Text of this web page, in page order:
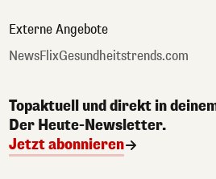
Externe Angebote
NewsFlixGesundheitstrends.com
Topaktuell und direkt in
Der Heute-Newsletter.
Jetzt abonnieren